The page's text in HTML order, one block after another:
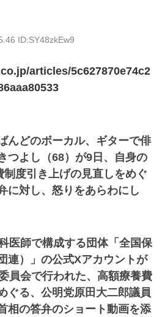
ID:SY48zkEw9
articles/5c627870e74c2
んどのボーカル、ギターで俳
つよし（68）が9日、自身の
度引き上げの見直しをめぐ
に対し、怒りをあらわにし
医師で構成する団体「全国保
連）」の公式Xアカウントが
員会で行われた、高額療養費
ぐる、公明党原田大二郎議員
相の答弁のショート動画を添